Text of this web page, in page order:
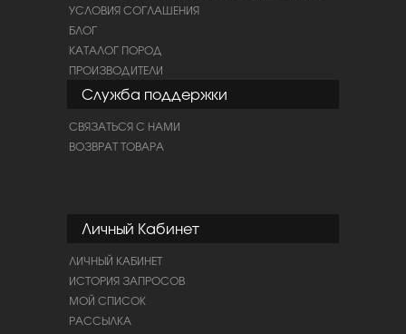
УСЛОВИЯ СОГЛАШЕНИЯ
БЛОГ
КАТАЛОГ ПОРОД
ПРОИЗВОДИТЕЛИ
Служба поддержки
СВЯЗАТЬСЯ С НАМИ
ВОЗВРАТ ТОВАРА
Личный Кабинет
ЛИЧНЫЙ КАБИНЕТ
ИСТОРИЯ ЗАПРОСОВ
МОЙ СПИСОК
РАССЫЛКА